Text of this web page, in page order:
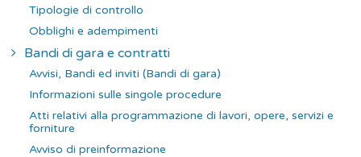
Tipologie di controllo
Obblighi e adempimenti
Bandi di gara e contratti
Avvisi, Bandi ed inviti (Bandi di gara)
Informazioni sulle singole procedure
Atti relativi alla programmazione di lavori, opere, servizi e
forniture
Avviso di preinformazione